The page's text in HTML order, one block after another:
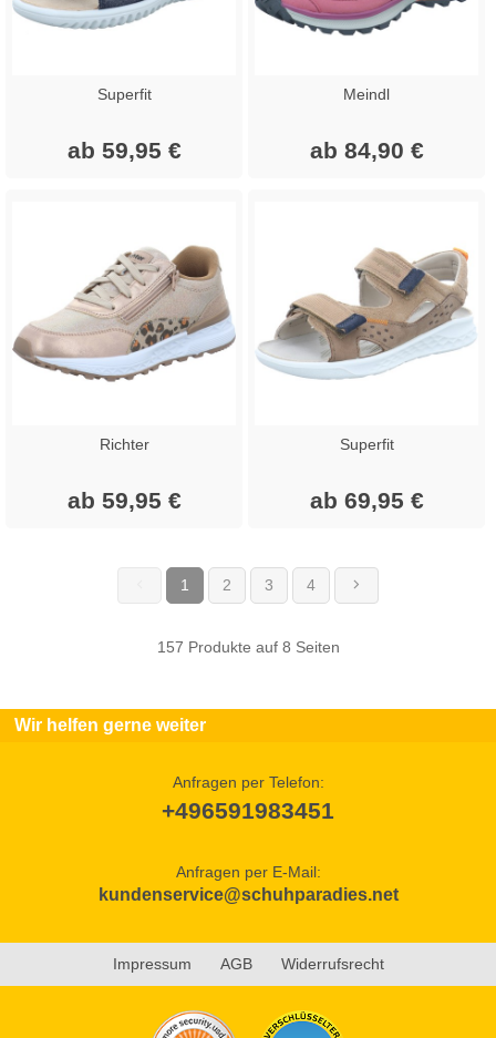
Superfit
ab 59,95 €
Meindl
ab 84,90 €
Richter
ab 59,95 €
Superfit
ab 69,95 €
1 (current)
2 3 4
157 Produkte auf 8 Seiten
Wir helfen gerne weiter
Anfragen per Telefon:
+496591983451
Anfragen per E-Mail:
kundenservice@schuhparadies.net
Impressum AGB Widerrufsrecht